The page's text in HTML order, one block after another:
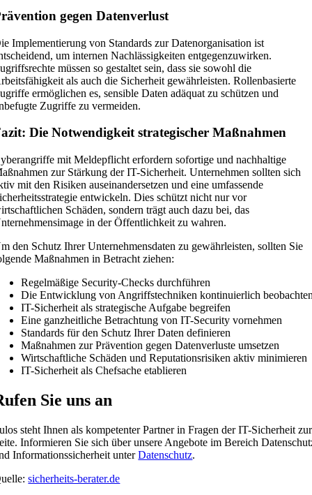
gegen Datenverlust
Implementierung von Standards zur Datenorganisation ist
um internen Nachlässigkeiten entgegenzuwirken.
müssen so gestaltet sein, dass sie sowohl die
als auch die Sicherheit gewährleisten. Rollenbasierte
ermöglichen es, sensible Daten adäquat zu schützen und
Zugriffe zu vermeiden.
Die Notwendigkeit strategischer Maßnahmen
mit Meldepflicht erfordern sofortige und nachhaltige
zur Stärkung der IT-Sicherheit. Unternehmen sollten sich
mit den Risiken auseinandersetzen und eine umfassende
entwickeln. Dies schützt nicht nur vor
Schäden, sondern trägt auch dazu bei, das
in der Öffentlichkeit zu wahren.
den Schutz Ihrer Unternehmensdaten zu gewährleisten, sollten Sie
Maßnahmen in Betracht ziehen:
Regelmäßige Security-Checks durchführen
Die Entwicklung von Angriffstechniken kontinuierlich
IT-Sicherheit als strategische Aufgabe begreifen
Eine ganzheitliche Betrachtung von IT-Security vornehmen
Standards für den Schutz Ihrer Daten definieren
Maßnahmen zur Prävention gegen Datenverluste umsetzen
Wirtschaftliche Schäden und Reputationsrisiken aktiv minimieren
IT-Sicherheit als Chefsache etablieren
Sie uns an
steht Ihnen als kompetenter Partner in Fragen der IT-Sicherheit zur
Informieren Sie sich über unsere Angebote im Bereich
Informationssicherheit unterDatenschutz.
sicherheits-berater.de